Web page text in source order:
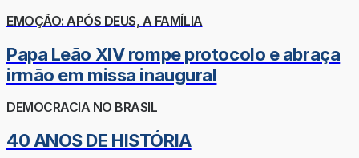
EMOÇÃO: APÓS DEUS, A FAMÍLIA
Papa Leão XIV rompe protocolo e abraça
irmão em missa inaugural
DEMOCRACIA NO BRASIL
40 ANOS DE HISTÓRIA